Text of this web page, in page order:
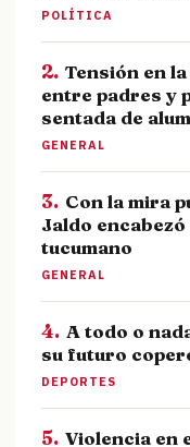
POLÍTICA
2. Tensión en
entre padres y
sentada de
GENERAL
3. Con la mira
Jaldo
tucumano
GENERAL
4. A todo o
su futuro
DEPORTES
5. Violencia en